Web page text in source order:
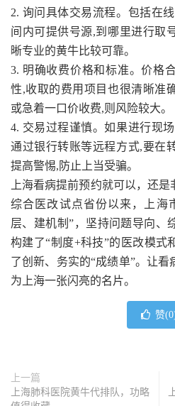
2. 询问具体交易流程。包括在
间内可提供号源,到哪里进行取
晰专业的黄牛比较可靠。
3. 明确收费价格和标准。价格
性,收取的费用项目也很清晰准
或急着一口价收费,则风险较大。
4. 交易过程谨慎。如果进行现
通过银行转账等远程方式,要在
提高警惕,防止上当受骗。
上海看病提前预约就可以，还
综合医改试点省份以来，上海
层、建机制”，坚持问题导向、
构建了“制度+科技”的医改模式
了创新、务实的“成绩单”。让
为上海一张闪亮的名片。
赞(0
上一篇
上海肺科医院黄牛代排队，功略